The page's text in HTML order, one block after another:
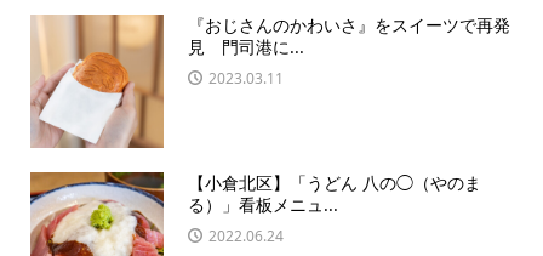
『おじさんのかわいさ』をスイーツで再発
見 門司港に...
2023.03.11
【小倉北区】「うどん 八の◯（やのま
る）」看板メニュ...
2022.06.24